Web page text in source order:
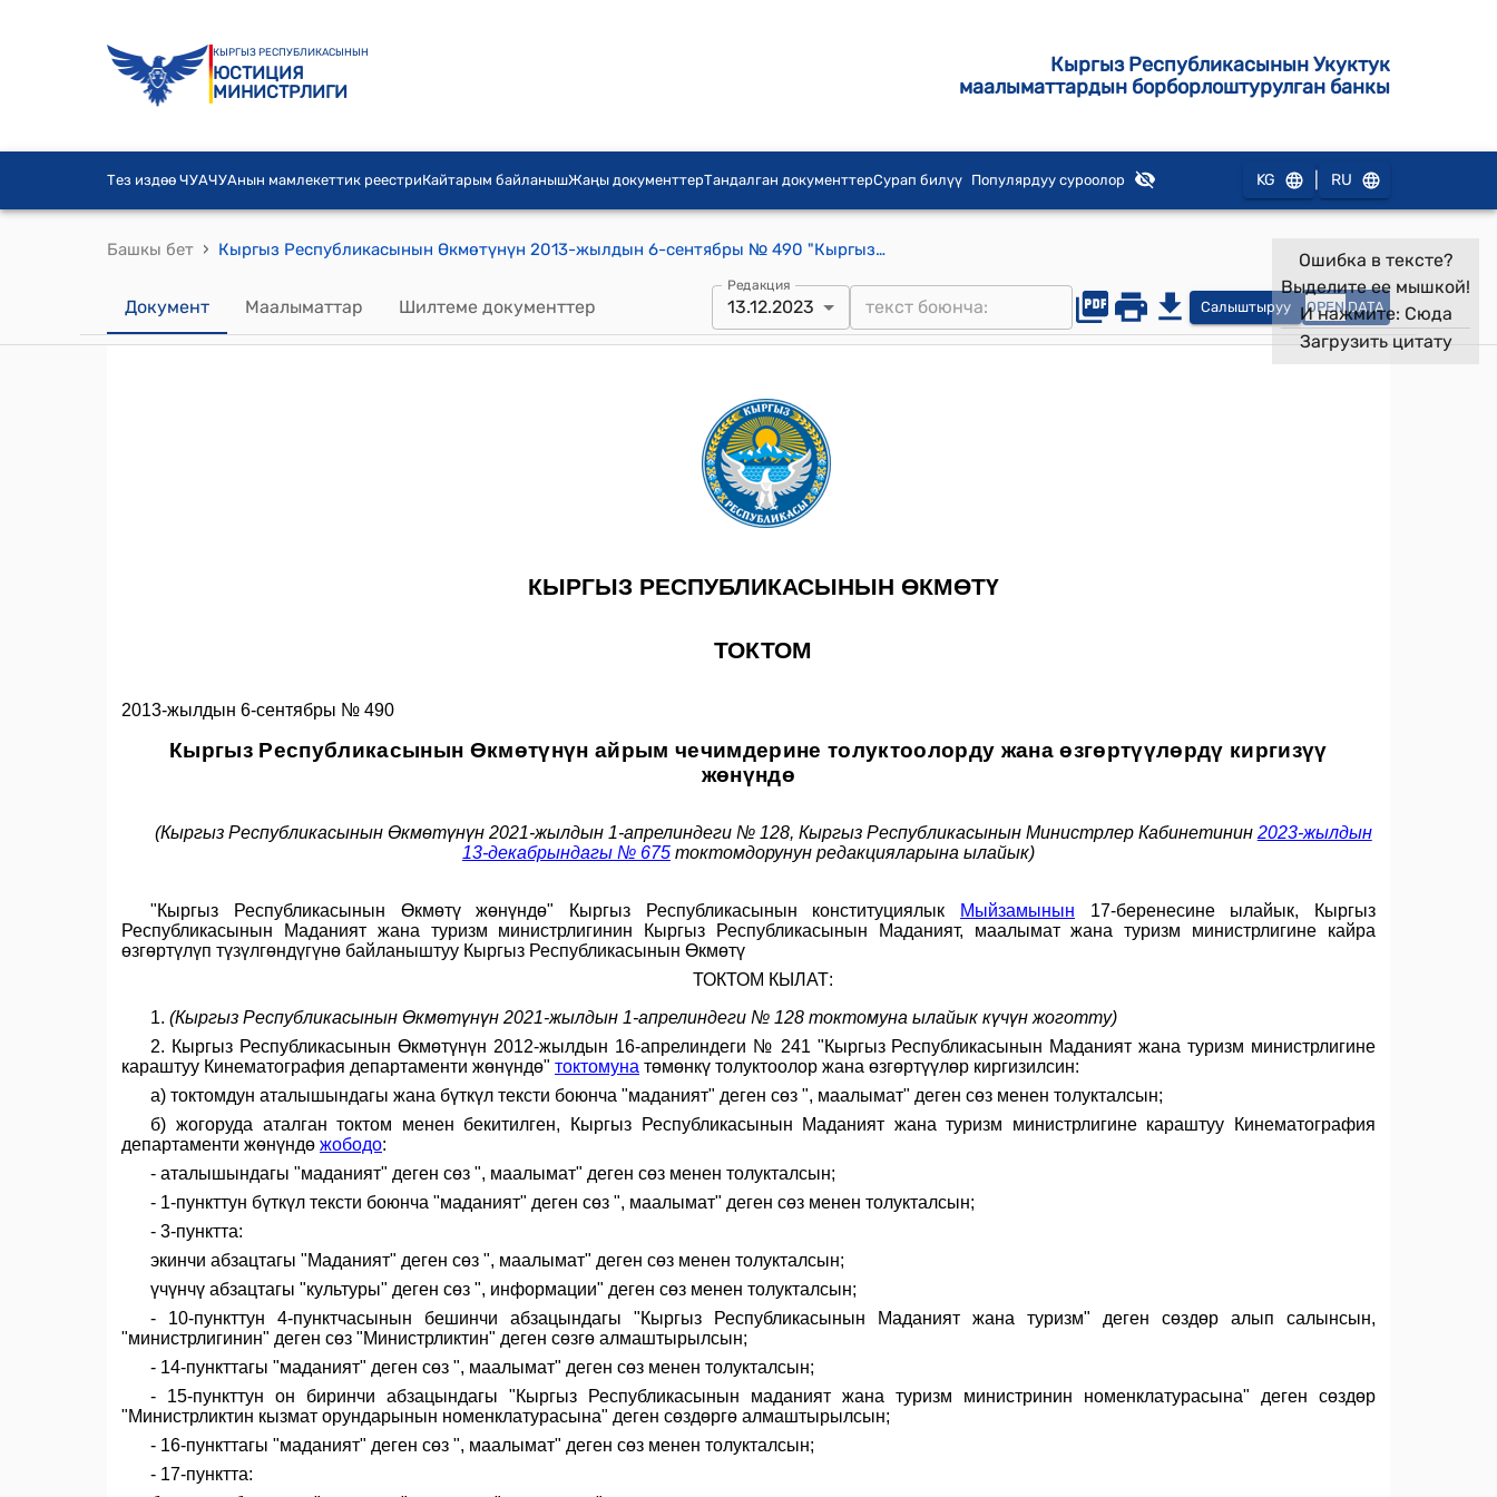
КЫРГЫЗ РЕСПУБЛИКАСЫНЫН
ЮСТИЦИЯ
МИНИСТРЛИГИ
Кыргыз Республикасынын Укуктук
маалыматтардын борборлоштурулган банкы
Тез издөө ЧУАЧУАнын мамлекеттик реестриКайтарым байланышЖаңы документтерТандалган документтерСурап билүү Популярдуу суроолор KG RU
Башкы бет › Кыргыз Республикасынын Өкмөтүнүн 2013-жылдын 6-сентябры № 490 "Кыргыз Республикасынын Өкмөтүнүн айрым чечимдерине толуктоолорду жана өзгөртүүлөрдү киргизүү жөнүндө" токтому
Документ Маалыматтар Шилтеме документтер
Редакция
13.12.2023 Салыштыруу OPEN DATA
Ошибка в тексте?
Выделите ее мышкой!
И нажмите: Сюда
Загрузить цитату